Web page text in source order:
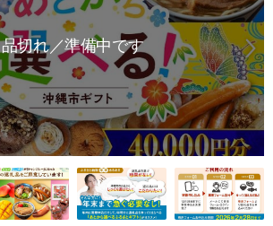
品切れ／準備中です